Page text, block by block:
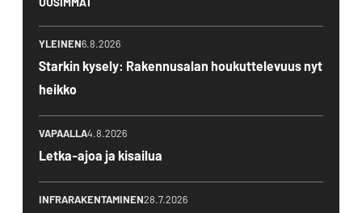
YLEINEN6.8.2026
Starkin kysely: Rakennusalan houkuttelevuus nyt
heikko
VAPAALLA4.8.2026
Letka-ajoa ja kisailua
INFRARAKENTAMINEN28.7.2026